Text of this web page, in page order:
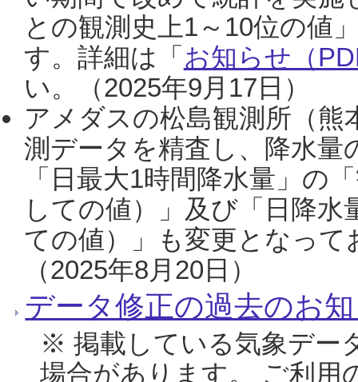
との観測史上1～10位の値
す。詳細は「 お知らせ（
い。（2025年9月17日）
アメダスの松島観測所（熊
測データを精査し、降水
「日最大1時間降水量」の
しての値）」及び「日降
ての値）」も変更となっ
（2025年8月20日）
データ修正の過去のお
※ 掲載している気象デー
場合があります。 ご利用